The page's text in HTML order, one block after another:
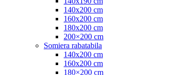
140x200 cm
160x200 cm
180x200 cm
200×200 cm
Somiera rabatabila
140x200 cm
160x200 cm
180×200 cm